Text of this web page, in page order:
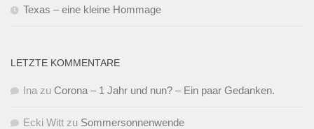
Texas – eine kleine Hommage
LETZTE KOMMENTARE
Ina zu Corona – 1 Jahr und nun? – Ein paar Gedanken.
Ecki Witt zu Sommersonnenwende